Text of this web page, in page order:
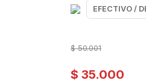
$ 35.000
$50.001